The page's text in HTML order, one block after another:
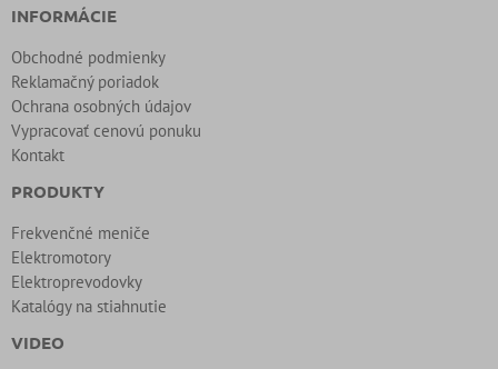
INFORMÁCIE
Obchodné podmienky
Reklamačný poriadok
Ochrana osobných údajov
Vypracovať cenovú ponuku
Kontakt
PRODUKTY
Frekvenčné meniče
Elektromotory
Elektroprevodovky
Katalógy na stiahnutie
VIDEO